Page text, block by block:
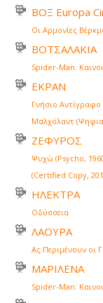
ΒΟΞ Europa
Οι Αρμονίες
ΒΟΤΣΑΛΑΚΙΑ
Spider-Man:
ΕΚΡΑΝ
Γνήσιο
Μαλχόλαντ
ΖΕΦΥΡΟΣ
Ψυχώ (Psycho,
(Certified Copy,
ΗΛΕΚΤΡΑ
Οδύσσεια
ΛΑΟΥΡΑ
Ας Περιμένουν οι
ΜΑΡΙΛΕΝΑ
Spider-Man: